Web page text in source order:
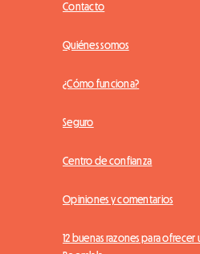
Contacto
Quiénes somos
¿Cómo funciona?
Seguro
Centro de confianza
Opiniones y comentarios
12 buenas razones para